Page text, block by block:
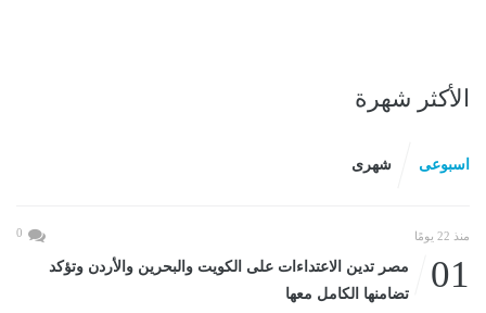
الأكثر شهرة
اسبوعى شهرى
منذ 22 يومًا 0
01
مصر تدين الاعتداءات على الكويت والبحرين والأردن وتؤكد
تضامنها الكامل معها